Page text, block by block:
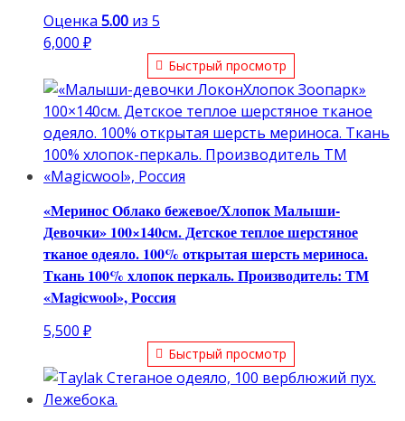
Оценка 5.00 из 5
6,000 ₽
Быстрый просмотр
«Меринос Облако бежевое/Хлопок Малыши-
Девочки» 100×140см. Детское теплое шерстяное
тканое одеяло. 100% открытая шерсть мериноса.
Ткань 100% хлопок перкаль. Производитель: ТМ
«Magicwool», Россия
5,500 ₽
Быстрый просмотр